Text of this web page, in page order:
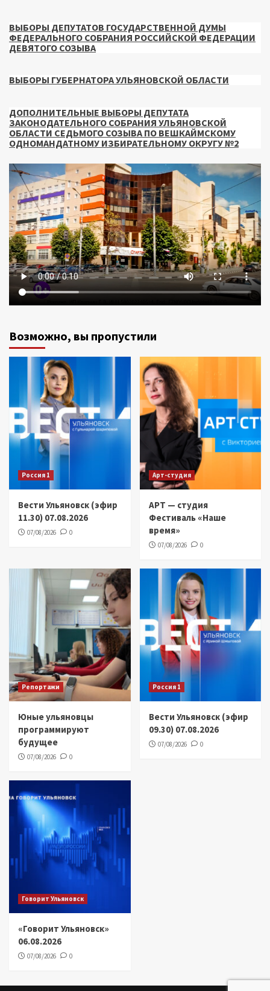
ВЫБОРЫ ДЕПУТАТОВ ГОСУДАРСТВЕННОЙ ДУМЫ
ФЕДЕРАЛЬНОГО СОБРАНИЯ РОССИЙСКОЙ ФЕДЕРАЦИИ
ДЕВЯТОГО СОЗЫВА
ВЫБОРЫ ГУБЕРНАТОРА УЛЬЯНОВСКОЙ ОБЛАСТИ
ДОПОЛНИТЕЛЬНЫЕ ВЫБОРЫ ДЕПУТАТА
ЗАКОНОДАТЕЛЬНОГО СОБРАНИЯ УЛЬЯНОВСКОЙ
ОБЛАСТИ СЕДЬМОГО СОЗЫВА ПО ВЕШКАЙМСКОМУ
ОДНОМАНДАТНОМУ ИЗБИРАТЕЛЬНОМУ ОКРУГУ №2
Возможно, вы пропустили
Россия 1
Вести Ульяновск (эфир
11.30) 07.08.2026
07/08/2026 0
Арт-студия
АРТ — студия
Фестиваль «Наше
время»
07/08/2026 0
Репортажи
Юные ульяновцы
программируют
будущее
07/08/2026 0
Россия 1
Вести Ульяновск (эфир
09.30) 07.08.2026
07/08/2026 0
Говорит Ульяновск
«Говорит Ульяновск»
06.08.2026
07/08/2026 0